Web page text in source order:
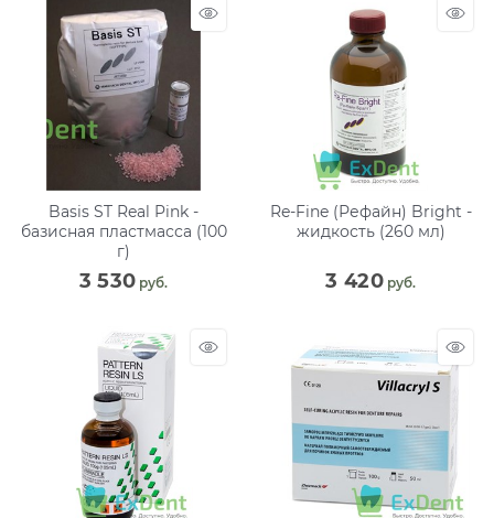
Basis ST Real Pink -
базисная пластмасса (100
г)
3 530 руб.
Re-Fine (Рефайн) Bright -
жидкость (260 мл)
3 420 руб.